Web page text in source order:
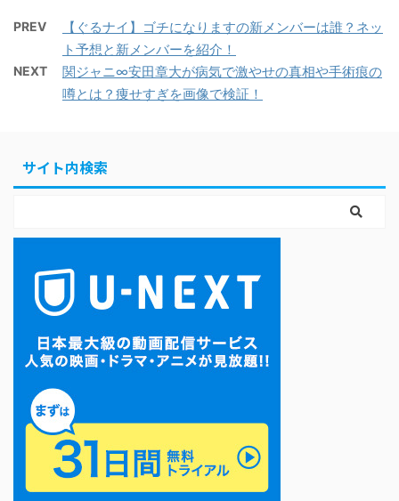
PREV
【ぐるナイ】ゴチになりますの新メンバーは誰？ネッ
ト予想と新メンバーを紹介！
NEXT
関ジャニ∞安田章大が病気で激やせの真相や手術痕の
噂とは？痩せすぎを画像で検証！
サイト内検索